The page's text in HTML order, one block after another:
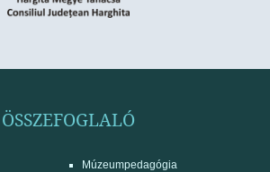
ÖSSZEFOGLALÓ
Múzeumpedagógia